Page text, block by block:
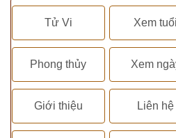
Tử Vi Xem tuổi
Phong thủy Xem
Giới thiệu Liên hệ